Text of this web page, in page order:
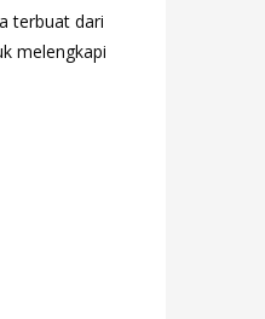
terbuat dari
melengkapi